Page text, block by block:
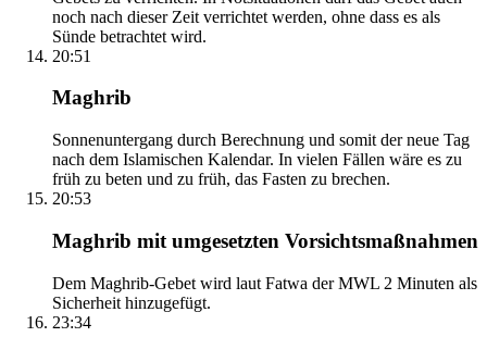
noch nach dieser Zeit verrichtet werden, ohne dass es als
Sünde betrachtet wird.
20:51
Maghrib
Sonnenuntergang durch Berechnung und somit der neue Tag
nach dem Islamischen Kalendar. In vielen Fällen wäre es zu
früh zu beten und zu früh, das Fasten zu brechen.
20:53
Maghrib mit umgesetzten Vorsichtsmaßnahmen
Dem Maghrib-Gebet wird laut Fatwa der MWL 2 Minuten als
Sicherheit hinzugefügt.
23:34